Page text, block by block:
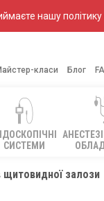
нашу
класи Блог
СИСТЕМИ
щитовидної залози